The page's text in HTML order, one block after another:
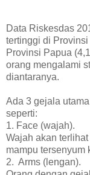
Data Riskesdas
tertinggi di
Provinsi Papua
orang mengalami
diantaranya.
Ada 3 gejala
seperti:
1. Face (wajah).
Wajah akan
mampu tersenyum
2. Arms (lengan).